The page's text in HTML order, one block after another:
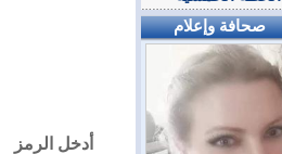
أدخل الرمز
صحافة وإعلام